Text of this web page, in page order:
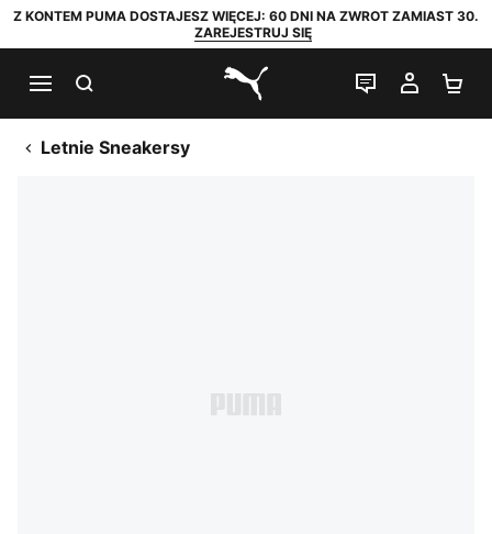
Z KONTEM PUMA DOSTAJESZ WIĘCEJ: 60 DNI NA ZWROT ZAMIAST 30.
ZAREJESTRUJ SIĘ
PUMA.com
CZAT NA
MOJE
Letnie Sneakersy